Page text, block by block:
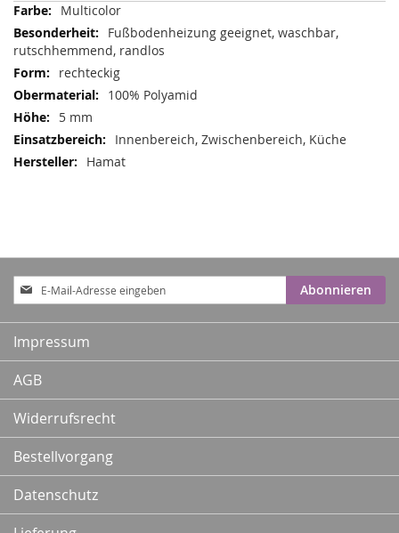
Mehr
Informationen
Multicolor
Fußbodenheizung geeignet, waschbar,
rutschhemmend, randlos
rechteckig
100% Polyamid
5 mm
Innenbereich, Zwischenbereich, Küche
Hamat
Anmeldung
zum
Newsletter:
Abonnieren
Impressum
AGB
Widerrufsrecht
Bestellvorgang
Datenschutz